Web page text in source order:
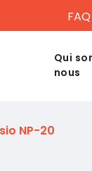
FAQ
Qui
nous
NP-20